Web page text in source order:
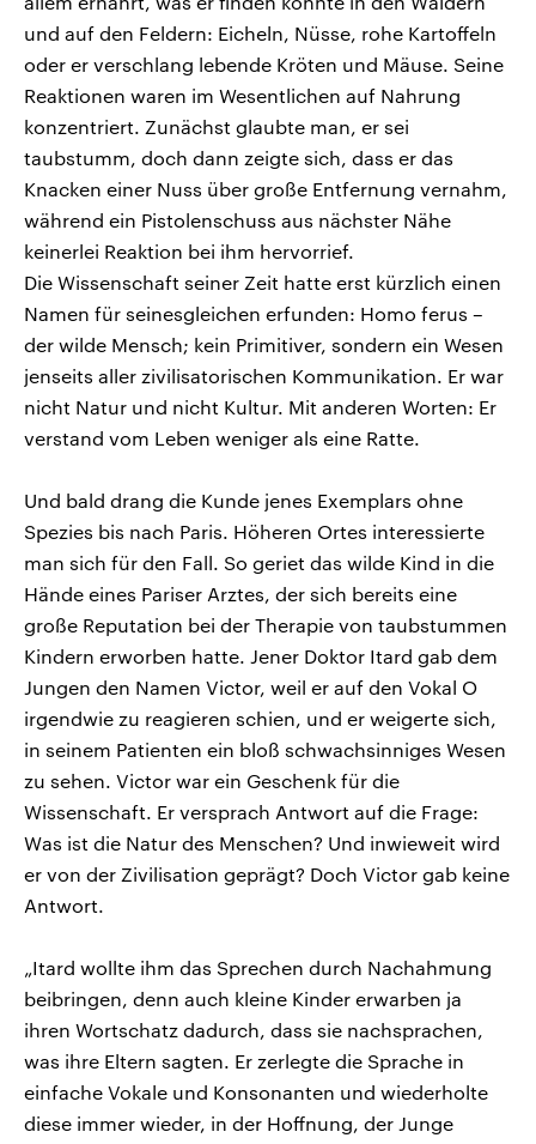
und auf den Feldern: Eicheln, Nüsse, rohe Kartoffeln
oder er verschlang lebende Kröten und Mäuse. Seine
Reaktionen waren im Wesentlichen auf Nahrung
konzentriert. Zunächst glaubte man, er sei
taubstumm, doch dann zeigte sich, dass er das
Knacken einer Nuss über große Entfernung vernahm,
während ein Pistolenschuss aus nächster Nähe
keinerlei Reaktion bei ihm hervorrief.
Die Wissenschaft seiner Zeit hatte erst kürzlich einen
Namen für seinesgleichen erfunden: Homo ferus –
der wilde Mensch; kein Primitiver, sondern ein Wesen
jenseits aller zivilisatorischen Kommunikation. Er war
nicht Natur und nicht Kultur. Mit anderen Worten: Er
verstand vom Leben weniger als eine Ratte.
Und bald drang die Kunde jenes Exemplars ohne
Spezies bis nach Paris. Höheren Ortes interessierte
man sich für den Fall. So geriet das wilde Kind in die
Hände eines Pariser Arztes, der sich bereits eine
große Reputation bei der Therapie von taubstummen
Kindern erworben hatte. Jener Doktor Itard gab dem
Jungen den Namen Victor, weil er auf den Vokal O
irgendwie zu reagieren schien, und er weigerte sich,
in seinem Patienten ein bloß schwachsinniges Wesen
zu sehen. Victor war ein Geschenk für die
Wissenschaft. Er versprach Antwort auf die Frage:
Was ist die Natur des Menschen? Und inwieweit wird
er von der Zivilisation geprägt? Doch Victor gab keine
Antwort.
„Itard wollte ihm das Sprechen durch Nachahmung
beibringen, denn auch kleine Kinder erwarben ja
ihren Wortschatz dadurch, dass sie nachsprachen,
was ihre Eltern sagten. Er zerlegte die Sprache in
einfache Vokale und Konsonanten und wiederholte
diese immer wieder, in der Hoffnung, der Junge